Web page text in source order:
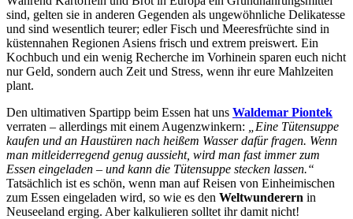
sind, gelten sie in anderen Gegenden als ungewöhnliche Delikatesse
und sind wesentlich teurer; edler Fisch und Meeresfrüchte sind in
küstennahen Regionen Asiens frisch und extrem preiswert. Ein
Kochbuch und ein wenig Recherche im Vorhinein sparen euch nicht
nur Geld, sondern auch Zeit und Stress, wenn ihr eure Mahlzeiten
plant.
Den ultimativen Spartipp beim Essen hat uns Waldemar Piontek
verraten – allerdings mit einem Augenzwinkern:
„Eine Tütensuppe
kaufen und an Haustüren nach heißem Wasser dafürfragen. Wenn
man mitleiderregend genug aussieht, wird man fast immerzum
Essen eingeladen – und kann die Tütensuppe stecken lassen.“
Tatsächlich ist es schön, wenn man auf Reisen von Einheimischen
zum Essen eingeladen wird, so wie es den Weltwunderern in
Neuseeland erging. Aber kalkulieren solltet ihr damit nicht!